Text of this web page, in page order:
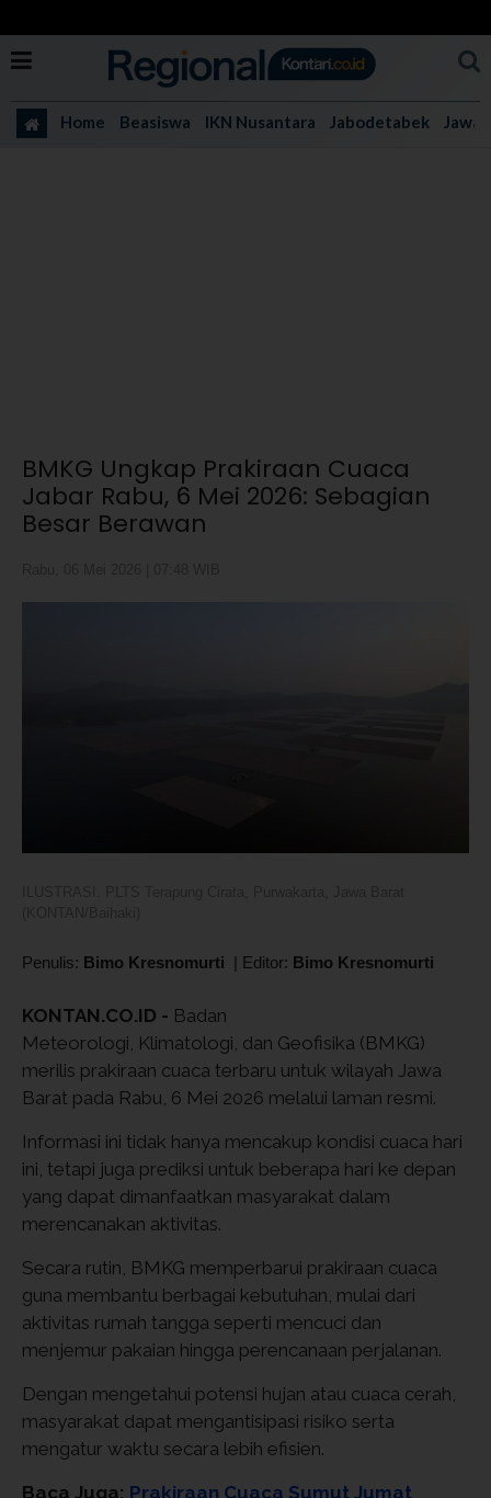
Home Beasiswa IKN Nusantara Jabodetabek Jawa
BMKG Ungkap Prakiraan Cuaca
Jabar Rabu, 6 Mei 2026: Sebagian
Besar Berawan
Penulis: Bimo Kresnomurti | Editor: Bimo Kresnomurti
KONTAN.CO.ID - Badan
Meteorologi, Klimatologi, dan Geofisika (BMKG)
merilis prakiraan cuaca terbaru untuk wilayah Jawa
Barat pada Rabu, 6 Mei 2026 melalui laman resmi.
Informasi ini tidak hanya mencakup kondisi cuaca hari
ini, tetapi juga prediksi untuk beberapa hari ke depan
yang dapat dimanfaatkan masyarakat dalam
merencanakan aktivitas.
Secara rutin, BMKG memperbarui prakiraan cuaca
guna membantu berbagai kebutuhan, mulai dari
aktivitas rumah tangga seperti mencuci dan
menjemur pakaian hingga perencanaan perjalanan.
Dengan mengetahui potensi hujan atau cuaca cerah,
masyarakat dapat mengantisipasi risiko serta
mengatur waktu secara lebih efisien.
Baca Juga: Prakiraan Cuaca Sumut Jumat